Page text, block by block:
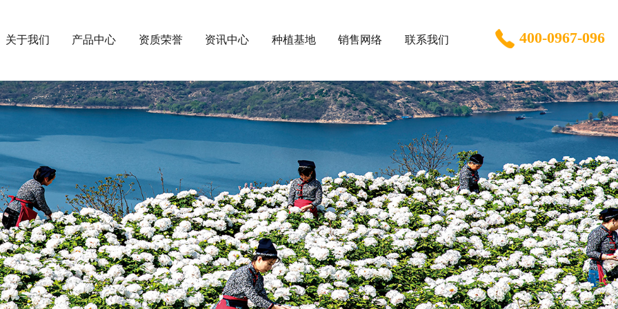
关于我们 产品中心 资质荣誉 资讯中心 种植基地 销售网络 联系我们 400-0967-096